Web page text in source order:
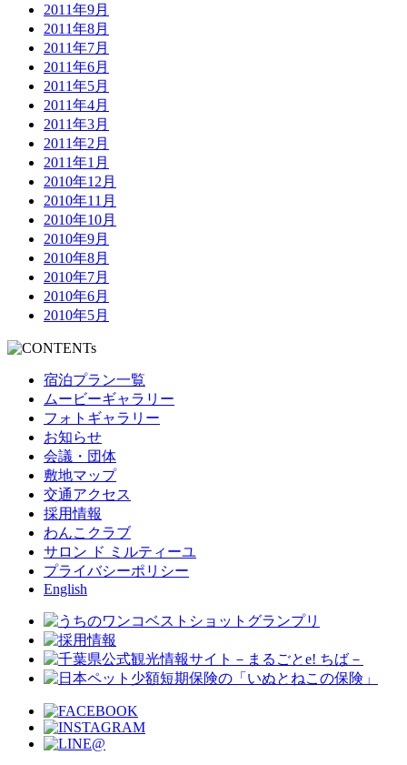
2011年9月
2011年8月
2011年7月
2011年6月
2011年5月
2011年4月
2011年3月
2011年2月
2011年1月
2010年12月
2010年11月
2010年10月
2010年9月
2010年8月
2010年7月
2010年6月
2010年5月
宿泊プラン一覧
ムービーギャラリー
フォトギャラリー
お知らせ
会議・団体
敷地マップ
交通アクセス
採用情報
わんこクラブ
サロン ド ミルティーユ
プライバシーポリシー
English